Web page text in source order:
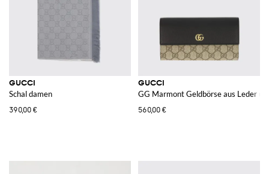
GUCCI
Schal damen
390,00 €
GUCCI
GG Marmont Geldbörse aus Leder
560,00 €